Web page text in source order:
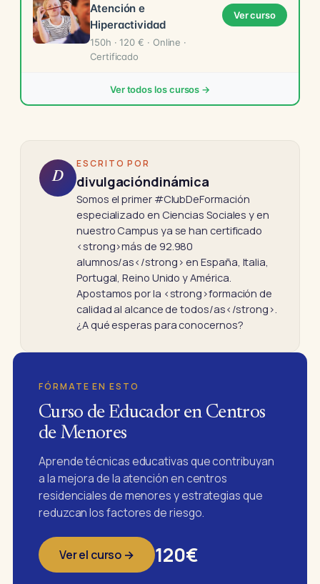
Atención e
Hiperactividad
150h · 120 € · Online ·
Certificado
Ver curso
Ver todos los cursos →
D
ESCRITO POR
divulgacióndinámica
Somos el primer #ClubDeFormación
especializado en Ciencias Sociales y en
nuestro Campus ya se han certificado
<strong>más de 92.980
alumnos/as</strong> en España, Italia,
Portugal, Reino Unido y América.
Apostamos por la <strong>formación de
calidad al alcance de todos/as</strong>.
¿A qué esperas para conocernos?
FÓRMATE EN ESTO
Curso de Educador en Centros
de Menores
Aprende técnicas educativas que contribuyan
a la mejora de la atención en centros
residenciales de menores y estrategias que
reduzcan los factores de riesgo.
Ver el curso → 120€